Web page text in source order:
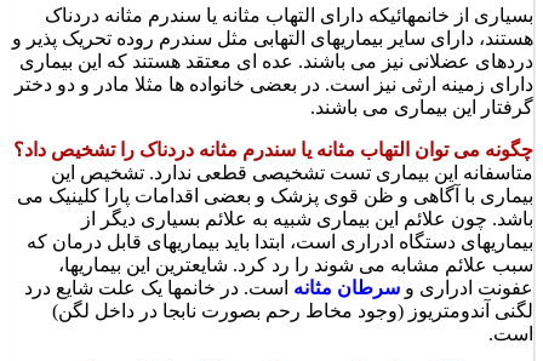
بسیاری از خانمهائیکه دارای التهاب مثانه یا سندرم مثانه دردناک
هستند، دارای سایر بیماریهای التهابی مثل سندرم روده تحریک پذیر و
دردهای عضلانی نیز می باشند. عده ای معتقد هستند که این بیماری
دارای زمینه ارثی نیز است. در بعضی خانواده ها مثلا مادر و دو دختر
گرفتار این بیماری می باشند.
چگونه می توان التهاب مثانه یا سندرم مثانه دردناک را تشخیص داد؟
متاسفانه این بیماری تست تشخیصی قطعی ندارد. تشخیص این
بیماری با آگاهی و ظن قوی پزشک و بعضی اقدامات پارا کلینیک می
باشد. چون علائم این بیماری شبیه به علائم بسیاری دیگر از
بیماریهای دستگاه ادراری است، ابتدا باید بیماریهای قابل درمان که
سبب علائم مشابه می شوند را رد کرد. شایعترین این بیماریها،
عفونت ادراری و سرطان مثانه است. در خانمها یک علت شایع درد
لگنی آندومتریوز (وجود مخاط رحم بصورت نابجا در داخل لگن)
است.